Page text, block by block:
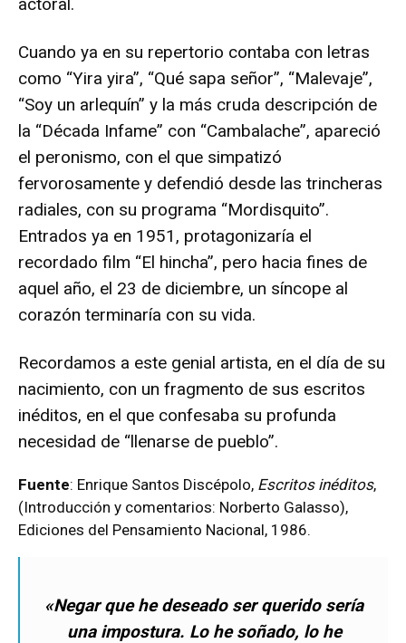
Cuando ya en su repertorio contaba con letras
como “Yira yira”, “Qué sapa señor”, “Malevaje”,
“Soy un arlequín” y la más cruda descripción de
la “Década Infame” con “Cambalache”, apareció
el peronismo, con el que simpatizó
fervorosamente y defendió desde las trincheras
radiales, con su programa “Mordisquito”.
Entrados ya en 1951, protagonizaría el
recordado film “El hincha”, pero hacia fines de
aquel año, el 23 de diciembre, un síncope al
corazón terminaría con su vida.
Recordamos a este genial artista, en el día de su
nacimiento, con un fragmento de sus escritos
inéditos, en el que confesaba su profunda
necesidad de “llenarse de pueblo”.
Fuente: Enrique Santos Discépolo, Escritos inéditos,
(Introducción y comentarios: Norberto Galasso),
Ediciones del Pensamiento Nacional, 1986.
«Negar que he deseado ser querido sería
una impostura. Lo he soñado, lo he